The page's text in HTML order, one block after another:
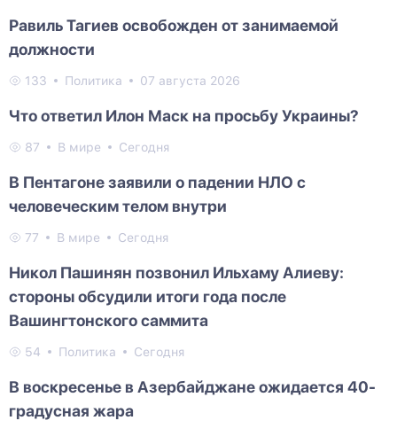
Равиль Тагиев освобожден от занимаемой
должности
133 Политика 07 августа 2026
Что ответил Илон Маск на просьбу Украины?
87 В мире Сегодня
В Пентагоне заявили о падении НЛО с
человеческим телом внутри
77 В мире Сегодня
Никол Пашинян позвонил Ильхаму Алиеву:
стороны обсудили итоги года после
Вашингтонского саммита
54 Политика Сегодня
В воскресенье в Азербайджане ожидается 40-
градусная жара